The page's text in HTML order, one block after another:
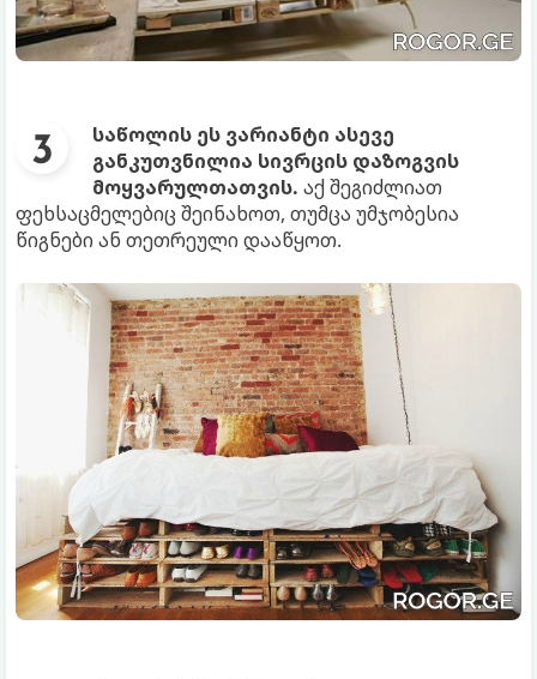
საწოლის ეს ვარიანტი ასევე
განკუთვნილია სივრცის დაზოგვის
მოყვარულთათვის. აქ შეგიძლიათ
ფეხსაცმელებიც შეინახოთ, თუმცა უმჯობესია
წიგნები ან თეთრეული დააწყოთ.